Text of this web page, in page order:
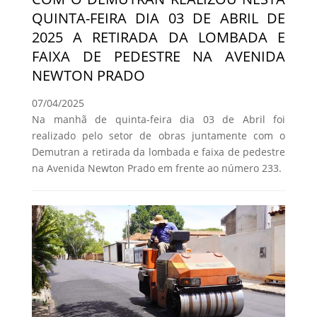
QUINTA-FEIRA DIA 03 DE ABRIL DE
2025 A RETIRADA DA LOMBADA E
FAIXA DE PEDESTRE NA AVENIDA
NEWTON PRADO
07/04/2025
Na manhã de quinta-feira dia 03 de Abril foi
realizado pelo setor de obras juntamente com o
Demutran a retirada da lombada e faixa de pedestre
na Avenida Newton Prado em frente ao número 233.